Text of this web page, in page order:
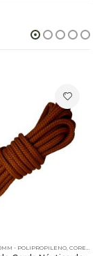
NÁUTICA REDONDA,CORES
- POLIPROPILENO, CORES LISAS REDONDA - 150 METROS - 10MM